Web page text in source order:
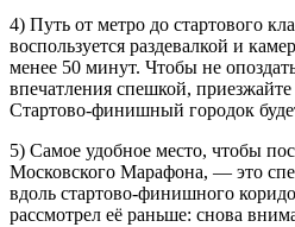
4) Путь от метро до стартового
воспользуется раздевалкой и
менее 50 минут. Чтобы не
впечатления спешкой,
Стартово-финишный городок
5) Самое удобное место, чтобы
Московского Марафона, — это
вдоль стартово-финишного
рассмотрел её раньше: снова